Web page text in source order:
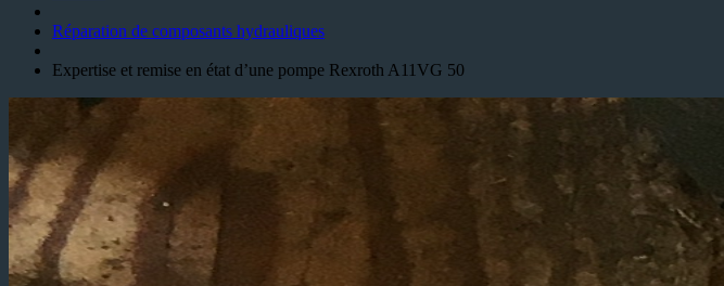
Réparation de composants hydrauliques
Expertise et remise en état d’une pompe Rexroth A11VG 50